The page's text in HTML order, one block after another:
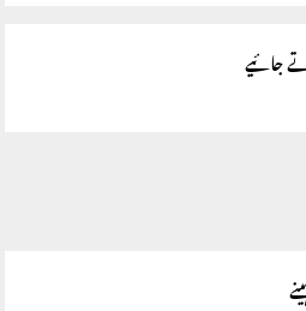
جائیے